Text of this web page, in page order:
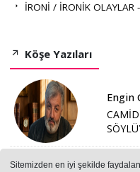
Sitemizden en iyi şekilde
İRONİ / İRONİK OLAYLAR -
Köşe Yazıları
Engin